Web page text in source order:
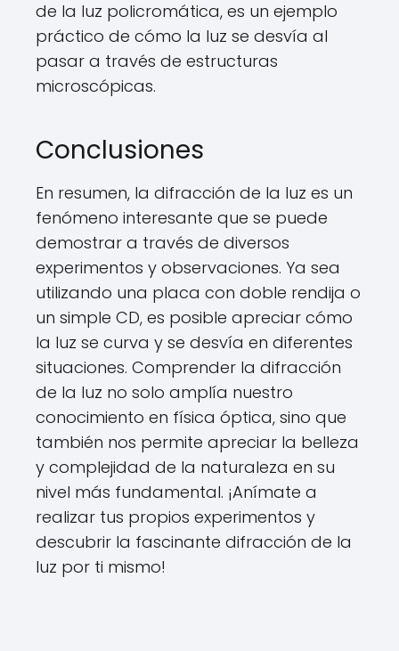
de la luz policromática, es un ejemplo
práctico de cómo la luz se desvía al
pasar a través de estructuras
microscópicas.
Conclusiones
En resumen, la difracción de la luz es un
fenómeno interesante que se puede
demostrar a través de diversos
experimentos y observaciones. Ya sea
utilizando una placa con doble rendija o
un simple CD, es posible apreciar cómo
la luz se curva y se desvía en diferentes
situaciones. Comprender la difracción
de la luz no solo amplía nuestro
conocimiento en física óptica, sino que
también nos permite apreciar la belleza
y complejidad de la naturaleza en su
nivel más fundamental. ¡Anímate a
realizar tus propios experimentos y
descubrir la fascinante difracción de la
luz por ti mismo!